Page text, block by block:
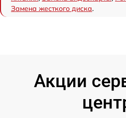
Замена жесткого диска.
Акции